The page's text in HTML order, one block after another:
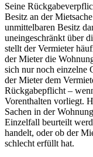
Seine
Besitz an der
unmittelbaren Besitz
uneingeschränkt über
stellt der Vermieter
der Mieter die
sich nur noch einzelne
der Mieter dem
Rückgabepflicht –
Vorenthalten vorliegt.
Sachen in der
Einzelfall beurteilt
handelt, oder ob der
schlecht erfüllt hat.